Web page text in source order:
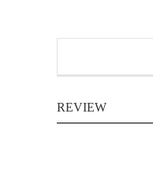
REVIEW